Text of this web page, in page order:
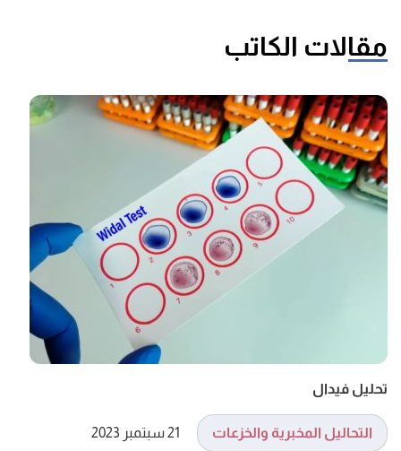
مقالات الكاتب
تحليل فيدال
التحاليل المخبرية والخزعات 21 سبتمبر 2023